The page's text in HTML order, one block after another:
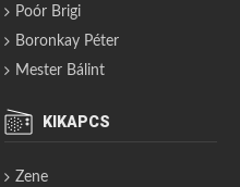
Poór Brigi
Boronkay Péter
Mester Bálint
KIKAPCS
Zene